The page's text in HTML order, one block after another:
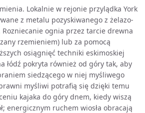
Lokalnie w rejonie przylądka York
z metalu pozyskiwanego z żelazo-
ognia przez tarcie drewna
rzemieniem) lub za pomocą
osiągnięć techniki eskimoskiej
łódź pokryta również od góry tak, aby
siedzącego w niej myśliwego
myśliwi potrafią się dzięki temu
kajaka do góry dnem, kiedy wiszą
energicznym ruchem wiosła obracają